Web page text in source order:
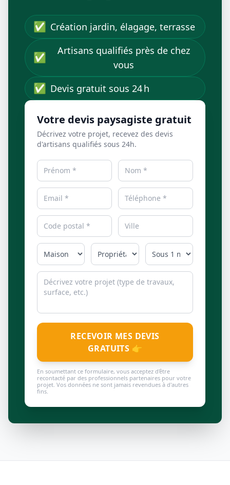
✅ Création jardin, élagage, terrasse
✅
Artisans qualifiés près de chez
vous
✅ Devis gratuit sous 24 h
Votre devis paysagiste gratuit
Décrivez votre projet, recevez des devis
d'artisans qualifiés sous 24h.
RECEVOIR MES DEVIS
GRATUITS 👉
En soumettant ce formulaire, vous acceptez d'être
recontacté par des professionnels partenaires pour votre
projet. Vos données ne sont jamais revendues à d'autres
fins.